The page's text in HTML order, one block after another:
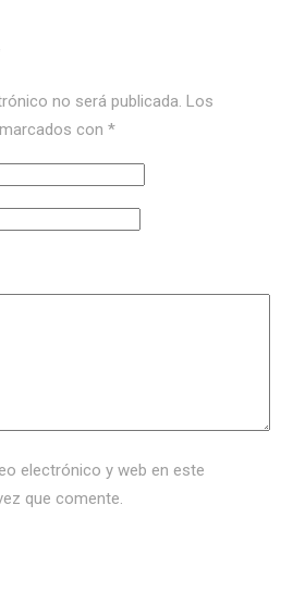
no será publicada. Los
con *
electrónico y web en este
que comente.